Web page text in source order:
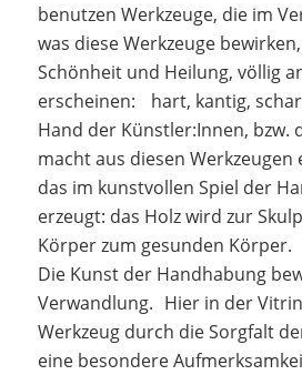
benutzen Werkzeuge, die im
was diese Werkzeuge
Schönheit und Heilung, völlig
erscheinen: hart, kantig,
Hand der Künstler:Innen, bzw.
macht aus diesen
das im kunstvollen Spiel der
erzeugt: das Holz wird zur
Körper zum gesunden Körper.
Die Kunst der Handhabung
Verwandlung. Hier in der
Werkzeug durch die Sorgfalt
eine besondere